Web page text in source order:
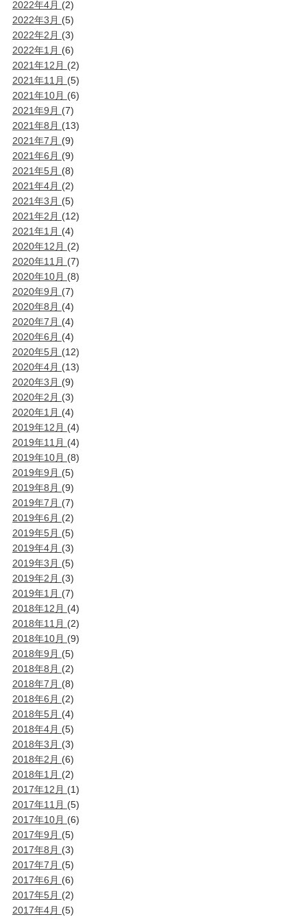
2022年4月 (2)
2022年3月 (5)
2022年2月 (3)
2022年1月 (6)
2021年12月 (2)
2021年11月 (5)
2021年10月 (6)
2021年9月 (7)
2021年8月 (13)
2021年7月 (9)
2021年6月 (9)
2021年5月 (8)
2021年4月 (2)
2021年3月 (5)
2021年2月 (12)
2021年1月 (4)
2020年12月 (2)
2020年11月 (7)
2020年10月 (8)
2020年9月 (7)
2020年8月 (4)
2020年7月 (4)
2020年6月 (4)
2020年5月 (12)
2020年4月 (13)
2020年3月 (9)
2020年2月 (3)
2020年1月 (4)
2019年12月 (4)
2019年11月 (4)
2019年10月 (8)
2019年9月 (5)
2019年8月 (9)
2019年7月 (7)
2019年6月 (2)
2019年5月 (5)
2019年4月 (3)
2019年3月 (5)
2019年2月 (3)
2019年1月 (7)
2018年12月 (4)
2018年11月 (2)
2018年10月 (9)
2018年9月 (5)
2018年8月 (2)
2018年7月 (8)
2018年6月 (2)
2018年5月 (4)
2018年4月 (5)
2018年3月 (3)
2018年2月 (6)
2018年1月 (2)
2017年12月 (1)
2017年11月 (5)
2017年10月 (6)
2017年9月 (5)
2017年8月 (3)
2017年7月 (5)
2017年6月 (6)
2017年5月 (2)
2017年4月 (5)